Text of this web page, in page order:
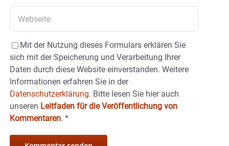
Mit der Nutzung dieses Formulars erklären Sie
sich mit der Speicherung und Verarbeitung Ihrer
Daten durch diese Website einverstanden. Weitere
Informationen erfahren Sie in der
Datenschutzerklärung. Bitte lesen Sie hier auch
unseren Leitfaden für die Veröffentlichung von
Kommentaren. *